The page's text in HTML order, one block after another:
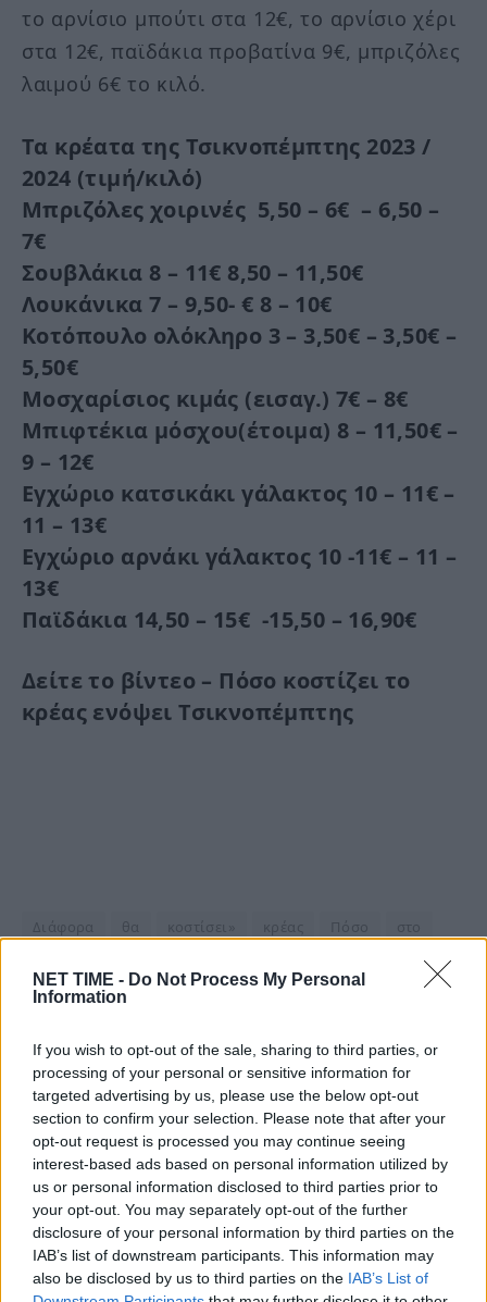
NET TIME - Do Not Process My Personal
Information
If you wish to opt-out of the sale, sharing to third parties, or
processing of your personal or sensitive information for
targeted advertising by us, please use the below opt-out
section to confirm your selection. Please note that after your
opt-out request is processed you may continue seeing
interest-based ads based on personal information utilized by
us or personal information disclosed to third parties prior to
your opt-out. You may separately opt-out of the further
disclosure of your personal information by third parties on the
IAB’s list of downstream participants. This information may
also be disclosed by us to third parties on the IAB’s List of
το αρνίσιο μπούτι στα 12€, το αρνίσιο χέρι
στα 12€, παϊδάκια προβατίνα 9€, μπριζόλες
λαιμού 6€ το κιλό.
Τα κρέατα της Τσικνοπέμπτης 2023 /
2024 (τιμή/κιλό)
Μπριζόλες χοιρινές 5,50 – 6€ – 6,50 –
7€
Σουβλάκια 8 – 11€ 8,50 – 11,50€
Λουκάνικα 7 – 9,50- € 8 – 10€
Κοτόπουλο ολόκληρο 3 – 3,50€ – 3,50€ –
5,50€
Μοσχαρίσιος κιμάς (εισαγ.) 7€ – 8€
Μπιφτέκια μόσχου(έτοιμα) 8 – 11,50€ –
9 – 12€
Εγχώριο κατσικάκι γάλακτος 10 – 11€ –
11 – 13€
Εγχώριο αρνάκι γάλακτος 10 -11€ – 11 –
13€
Παϊδάκια 14,50 – 15€ -15,50 – 16,90€
Δείτε το βίντεο – Πόσο κοστίζει το
κρέας ενόψει Τσικνοπέμπτης
Διάφορα θα κοστίσει» κρέας Πόσο
στο
Ακολουθήστε μας